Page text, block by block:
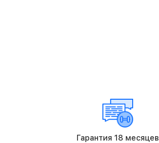
Гарантия 18 месяцев